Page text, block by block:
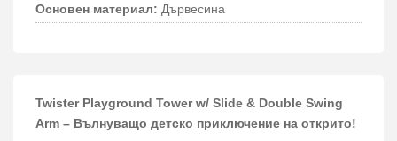
Основен материал: Дървесина
Twister Playground Tower w/ Slide & Double Swing
Arm – Вълнуващо детско приключение на открито!